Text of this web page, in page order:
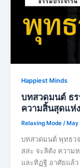
Happiest Minds
บทสวดมนต์ ธ
ความสิ้นสุดแห่
Relaxing Mode/ May
บทสวดมนต์ พุทธว
สสะ จะลิตัง ควา
และทิฏฐิ อาศัยแล้